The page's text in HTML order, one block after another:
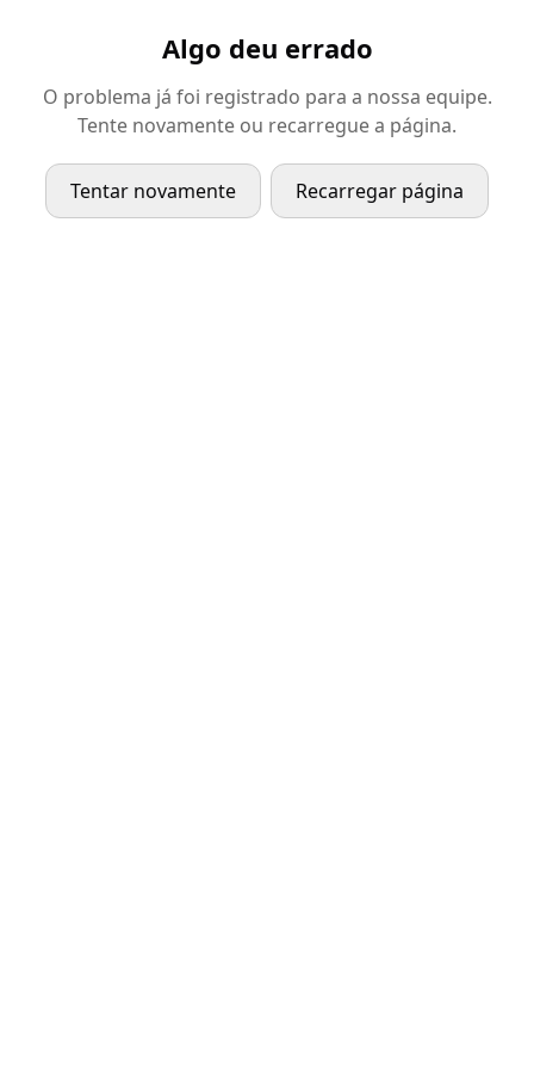
Algo deu errado
O problema já foi registrado para a nossa equipe.
Tente novamente ou recarregue a página.
Tentar novamente Recarregar página